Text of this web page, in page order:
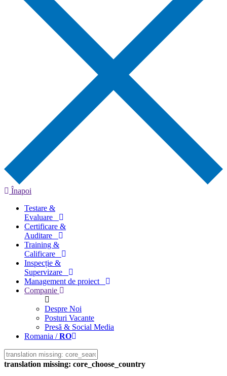
Înapoi
Testare &
Evaluare
Certificare &
Auditare
Training &
Calificare
Inspecție &
Supervizare
Management de proiect
Companie
Despre Noi
Posturi Vacante
Presă & Social Media
Romania /RO
translation missing: core_choose_country